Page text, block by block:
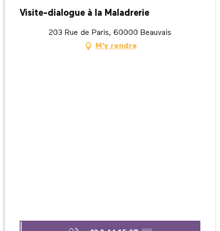
Visite-dialogue à la Maladrerie
203 Rue de Paris, 60000 Beauvais
M'y rendre